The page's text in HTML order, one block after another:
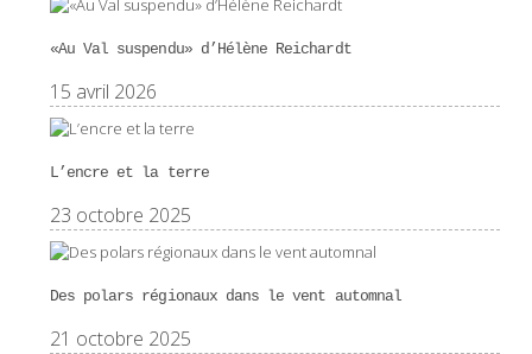
«Au Val suspendu» d’Hélène Reichardt
15 avril 2026
L’encre et la terre
23 octobre 2025
Des polars régionaux dans le vent automnal
21 octobre 2025